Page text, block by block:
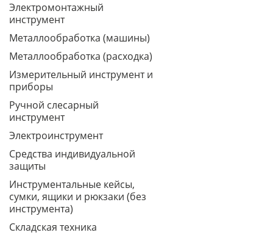
Электромонтажный
инструмент
Металлообработка (машины)
Металлообработка (расходка)
Измерительный инструмент и
приборы
Ручной слесарный
инструмент
Электроинструмент
Средства индивидуальной
защиты
Инструментальные кейсы,
сумки, ящики и рюкзаки (без
инструмента)
Складская техника